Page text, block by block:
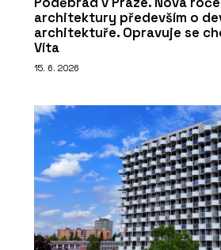
architektury především o
architektuře. Opravuje se
Víta
15. 6. 2026